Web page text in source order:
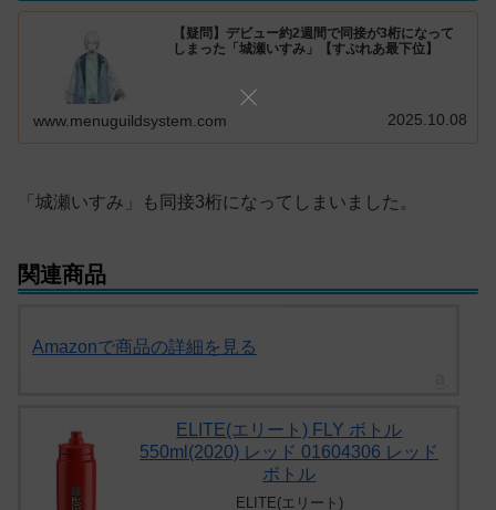
【疑問】デビュー約2週間で同接が3桁になって
しまった「城瀬いすみ」【すぷれあ最下位】
www.menuguildsystem.com 2025.10.08
「城瀬いすみ」も同接3桁になってしまいました。
関連商品
Amazonで商品の詳細を見る
ELITE(エリート) FLY ボトル
550ml(2020) レッド 01604306 レッド
ボトル
ELITE(エリート)